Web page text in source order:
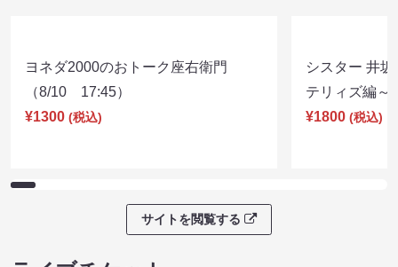
ヨネダ2000のおトーク座右衛門
（8/10 17:45）
¥1300 (税込)
シスター 井
テリィズ編
¥1800 (税込)
サイトを閲覧する